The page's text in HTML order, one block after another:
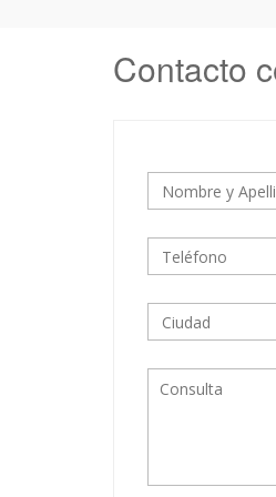
Contacto